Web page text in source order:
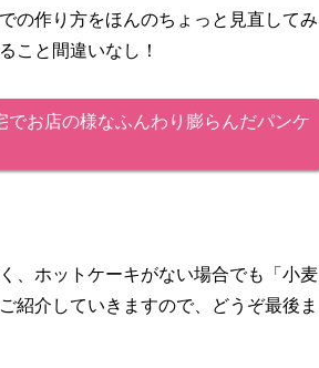
の作り方をほんのちょっと見直してみ
こと間違いなし！
お店の様なふんわり膨らんだパンケ
、ホットケーキがない場合でも「小麦
紹介していきますので、どうぞ最後ま